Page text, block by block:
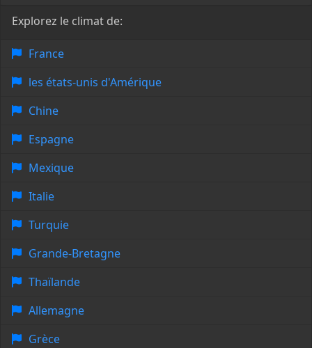
Explorez le climat de:
France
les états-unis d'Amérique
Chine
Espagne
Mexique
Italie
Turquie
Grande-Bretagne
Thaïlande
Allemagne
Grèce